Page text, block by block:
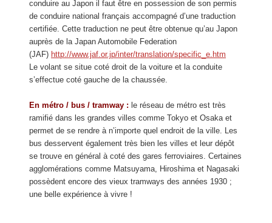
conduire au Japon il faut être en possession de son permis
de conduire national français accompagné d’une traduction
certifiée. Cette traduction ne peut être obtenue qu’au Japon
auprès de la Japan Automobile Federation
(JAF) http://www.jaf.or.jp/inter/translation/specific_e.htm
Le volant se situe coté droit de la voiture et la conduite
s’effectue coté gauche de la chaussée.
En métro / bus / tramway : le réseau de métro est très
ramifié dans les grandes villes comme Tokyo et Osaka et
permet de se rendre à n’importe quel endroit de la ville. Les
bus desservent également très bien les villes et leur dépôt
se trouve en général à coté des gares ferroviaires. Certaines
agglomérations comme Matsuyama, Hiroshima et Nagasaki
possèdent encore des vieux tramways des années 1930 ;
une belle expérience à vivre !